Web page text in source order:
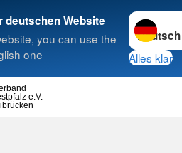
deutschen Website
you can use the
one
Sprache
Alles klar
e.V.
Suche